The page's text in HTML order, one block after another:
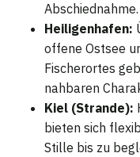
Abschiednahme.
Heiligenhafen:
offene Ostsee
Fischerortes
nahbaren
Kiel (Strande):
bieten sich
Stille bis zu